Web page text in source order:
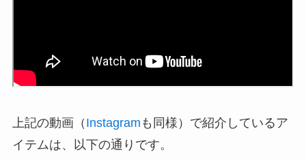
上記の動画（ Instagram も同様）で紹介しているア
イテムは、以下の通りです。